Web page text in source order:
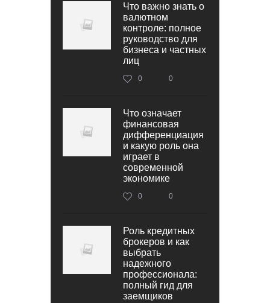
Что важно знать о
валютном
контроле: полное
руководство для
бизнеса и частных
лиц
0 0
Что означает
финансовая
дифференциация
и какую роль она
играет в
современной
экономике
0 0
Роль кредитных
брокеров и как
выбрать
надежного
профессионала:
полный гид для
заемщиков